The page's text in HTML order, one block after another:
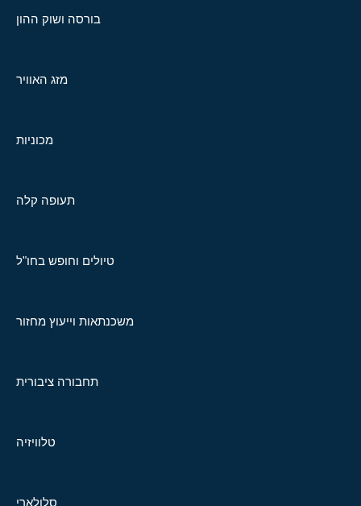
בורסה ושוק ההון
מזג האוויר
מכוניות
תעופה קלה
טיולים וחופש בחו"ל
משכנתאות וייעוץ מחזור
תחבורה ציבורית
טלוויזיה
סלולארי